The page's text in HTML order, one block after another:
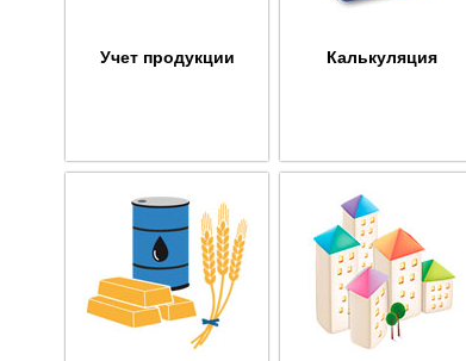
Учет продукции Калькуляция